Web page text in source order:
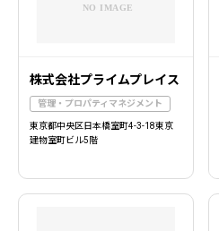
株式会社プライムプレイス
管理・プロパティマネジメント
東京都中央区日本橋室町4-3-18東京
建物室町ビル5階